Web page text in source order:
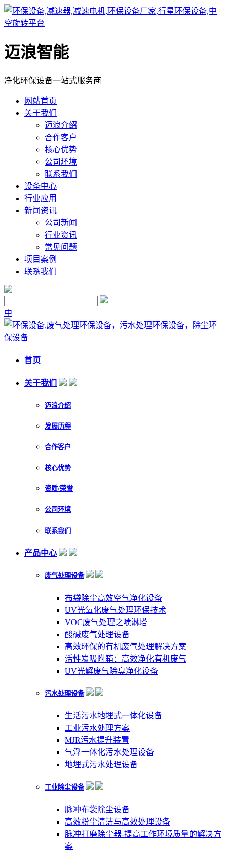
迈浪智能
净化环保设备一站式服务商
网站首页
关于我们
迈浪介绍
合作客户
核心优势
公司环境
联系我们
设备中心
行业应用
新闻资讯
公司新闻
行业资讯
常见问题
项目案例
联系我们
中
首页
关于我们
迈浪介绍
发展历程
合作客户
核心优势
资质/荣誉
公司环境
联系我们
产品中心
废气处理设备
布袋除尘高效空气净化设备
UV光氧化废气处理环保技术
VOC废气处理之喷淋塔
酸碱废气处理设备
高效环保的有机废气处理解决方案
活性炭吸附箱：高效净化有机废气
UV光解废气除臭净化设备
污水处理设备
生活污水地埋式一体化设备
工业污水处理方案
MJR污水提升装置
气浮一体化污水处理设备
地埋式污水处理设备
工业除尘设备
脉冲布袋除尘设备
高效粉尘清洁与高效处理设备
脉冲打磨除尘器-提高工作环境质量的解决方
案